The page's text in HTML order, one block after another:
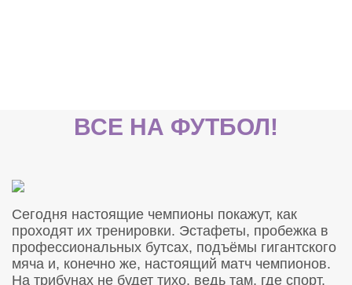
ВСЕ НА ФУТБОЛ!
Сегодня настоящие чемпионы покажут, как
проходят их тренировки. Эстафеты, пробежка в
профессиональных бутсах, подъёмы гигантского
мяча и, конечно же, настоящий матч чемпионов.
На трибунах не будет тихо, ведь там, где спорт,